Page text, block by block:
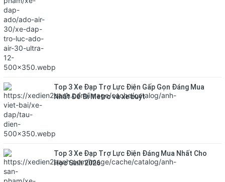
Top 3 Xe Đạp Trợ Lực Điện Gấp Gọn Đáng Mua
Nhất Để Đi Metro và xe buýt
Top 3 Xe Đạp Trợ Lực Điện Đáng Mua Nhất Cho
Học Sinh 2026